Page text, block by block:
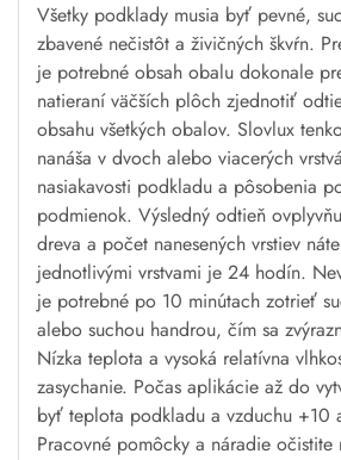
Všetky podklady musia byť pevné,
zbavené nečistôt a živičných škvŕn.
je potrebné obsah obalu dokonale
natieraní väčších plôch zjednotiť
obsahu všetkých obalov. Slovlux
nanáša v dvoch alebo viacerých
nasiakavosti podkladu a pôsobenia
podmienok. Výsledný odtieň
dreva a počet nanesených vrstiev
jednotlivými vrstvami je 24 hodín.
je potrebné po 10 minútach zotrieť
alebo suchou handrou, čím sa
Nízka teplota a vysoká relatívna
zasychanie. Počas aplikácie až do
byť teplota podkladu a vzduchu +10
Pracovné pomôcky a náradie